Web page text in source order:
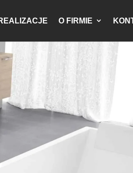
O FIRMIE